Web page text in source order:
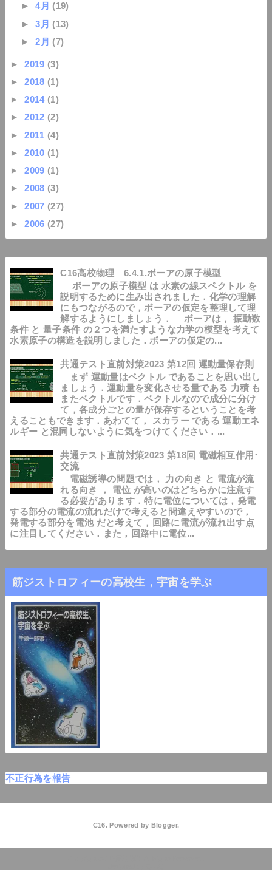
►4月 (19)
►3月 (13)
►2月 (7)
►2019 (3)
►2018 (1)
►2014 (1)
►2012 (2)
►2011 (4)
►2010 (1)
►2009 (1)
►2008 (3)
►2007 (27)
►2006 (27)
C16高校物理 6.4.1.ボーアの原子模型
ボーアの原子模型 は 水素の線スペクトル を
説明するために生み出されました．化学の理解
にもつながるので，ボーアの仮定を整理して理
解するようにしましょう． ボーアは， 振動数
条件 と 量子条件 の２つを満たすような力学の模型を考えて
水素原子の構造を説明しました．ボーアの仮定の...
共通テスト直前対策2023 第12回 運動量保存則
まず 運動量はベクトル であることを思い出し
ましょう．運動量を変化させる量である 力積 も
またベクトルです．ベクトルなので成分に分け
て，各成分ごとの量が保存するということを考
えることもできます．あわてて， スカラー である 運動エネ
ルギー と混同しないように気をつけてください．...
共通テスト直前対策2023 第18回 電磁相互作用･
交流
電磁誘導の問題では， 力の向き と 電流が流
れる向き ， 電位 が高いのはどちらかに注意す
る必要があります．特に電位については，発電
する部分の電流の流れだけで考えると間違えやすいので，
発電する部分を電池 だと考えて，回路に電流が流れ出す点
に注目してください．また，回路中に電位...
筋ジストロフィーの高校生，宇宙を学ぶ
不正行為を報告
C16. Powered by Blogger.